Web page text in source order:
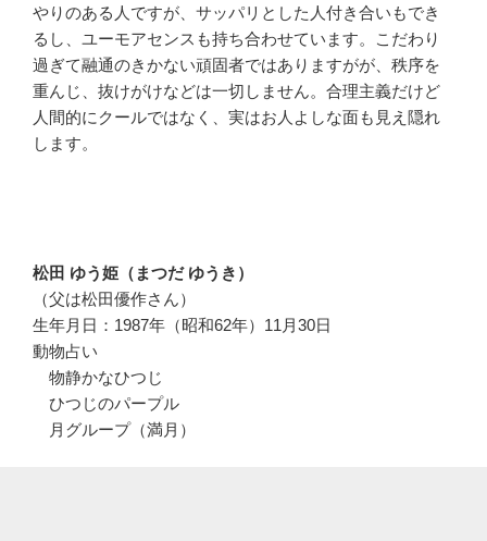
やりのある人ですが、サッパリとした人付き合いもでき
るし、ユーモアセンスも持ち合わせています。こだわり
過ぎて融通のきかない頑固者ではありますがが、秩序を
重んじ、抜けがけなどは一切しません。合理主義だけど
人間的にクールではなく、実はお人よしな面も見え隠れ
します。
松田 ゆう姫（まつだ ゆうき）
（父は松田優作さん）
生年月日：1987年（昭和62年）11月30日
動物占い
物静かなひつじ
ひつじのパープル
月グループ（満月）